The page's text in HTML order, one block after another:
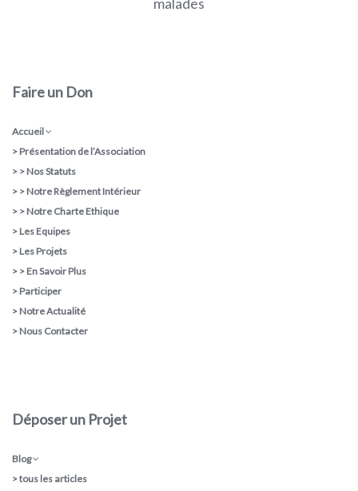
Faire un Don
Accueil
> Présentation de l’Association
> > Nos Statuts
> > Notre Règlement Intérieur
> > Notre Charte Ethique
> Les Equipes
> Les Projets
> > En Savoir Plus
> Participer
> Notre Actualité
> Nous Contacter
Déposer un Projet
Blog
>tous les articles